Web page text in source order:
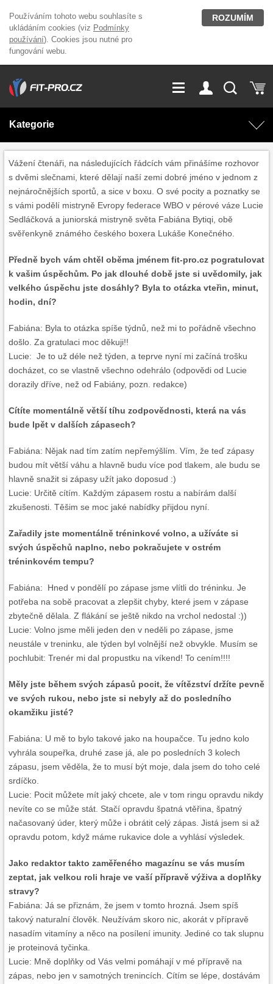
Používáním tohoto webu souhlasíte s
ukládáním cookies (viz Podmínky
používání). Cookies jsou nutné pro
fungování webu.
ROZUMÍM
GDPR
Kariéra Kontakt
Magazín
Přihlášení
Kategorie
AKCE Domácí cvičení
Doplňky stravy Fitness vybavení
OUTLET OBLEČENÍ Posilovací stroje
Značky
Vážení čtenáři, na následujících řádcích vám přinášíme rozhovor
s dvěmi slečnami, které dělají naší zemi dobré jméno v jednom z
nejnáročnějších sportů, a sice v boxu. O své pocity a poznatky se
s vámi podělí mistryně Evropy federace WBO v pérové váze Lucie
Sedláčková a juniorská mistryně světa Fabiána Bytiqi, obě
svěřenkyně známého českého boxera Lukáše Konečného.
Předně bych vám chtěl oběma jménem fit-pro.cz pogratulovat
k vašim úspěchům. Po jak dlouhé době jste si uvědomily, jak
velkého úspěchu jste dosáhly? Byla to otázka vteřin, minut,
hodin, dní?
Fabiána: Byla to otázka spíše týdnů, než mi to pořádně všechno
došlo. Za gratulaci moc děkuji!!
Lucie: Je to už déle než týden, a teprve nyní mi začíná trošku
docházet, co se vlastně všechno odehrálo (odpovědi od Lucie
dorazily dříve, než od Fabiány, pozn. redakce)
Cítíte momentálně větší tíhu zodpovědnosti, která na vás
bude lpět v dalších zápasech?
Fabiána: Nějak nad tím zatím nepřemýšlím. Vím, že teď zápasy
budou mít větší váhu a hlavně budu více pod tlakem, ale budu se
hlavně snažit si zápasy užít jako doposud :)
Lucie: Určitě cítím. Každým zápasem rostu a nabírám další
zkušenosti. Těšim se moc jaké nabídky přijdou nyní.
Zařadily jste momentálně tréninkové volno, a užíváte si
svých úspěchů naplno, nebo pokračujete v ostrém
tréninkovém tempu?
Fabiána: Hned v pondělí po zápase jsme vlítli do tréninku. Je
potřeba na sobě pracovat a zlepšit chyby, které jsem v zápase
zbytečně dělala. Z flákání se ještě nikdo na vrchol nedostal :))
Lucie: Volno jsme měli jeden den v neděli po zápase, jsme
neustále v treninku, ale týden byl volnější než obvykle. Musím se
pochlubit: Trenér mi dal propustku na víkend! To cením!!!!
Měly jste během svých zápasů pocit, že vítězství držíte pevně
ve svých rukou, nebo jste si nebyly až do posledního
okamžiku jisté?
Fabiána: U mě to bylo takové jako na houpačce. Tu jedno kolo
vyhrála soupeřka, druhé zase já, ale po posledních 3 kolech
zápasu, jsem věděla, že to musí být moje, dala jsem do toho celé
srdíčko.
Lucie: Pocit můžete mít jaký chcete, ale v tom ringu opravdu nikdy
nevíte co se může stát. Stačí opravdu špatná vtěřina, špatný
načasovaný úder, který může i obrátit celý zápas. Jistá jsem si až
opravdu potom, když máme rukavice dole a vyhlásí výsledek.
Jako redaktor takto zaměřeného magazínu se vás musím
zeptat, jak velkou roli hraje ve vaší přípravě výživa a doplňky
stravy?
Fabiána: Já se přiznám, že jsem v tomto hrozná. Jsem spíš
takový naturalní člověk. Neužívám skoro nic, akorát v přípravě
nasadím vitamíny a něco na posílení imunity. Jediné co tak slupnu
je proteinová tyčinka.
Lucie: Mně doplňky od Vás velmi pomáhají v mé přípravě na
zápas, nebo jen v samotných trenincích. Cítím se lépe, dostávám